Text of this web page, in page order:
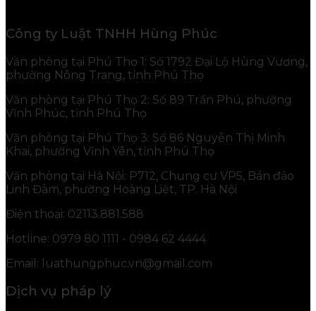
Công ty Luật TNHH Hùng Phúc
Văn phòng tại Phú Thọ 1: Số 1792 Đại Lộ Hùng Vương,
phường Nông Trang, tỉnh Phú Thọ
Văn phòng tại Phú Thọ 2: Số 89 Trần Phú, phường
Vĩnh Phúc, tỉnh Phú Thọ
Văn phòng tại Phú Thọ 3: Số 86 Nguyễn Thị Minh
Khai, phường Vĩnh Yên, tỉnh Phú Thọ
Văn phòng tại Hà Nội: P712, Chung cư VP5, Bán đảo
Linh Đàm, phường Hoàng Liệt, TP. Hà Nội
Điện thoại: 02113.881.588
Hotline: 0979 80 1111 - 0984 62 4444
Email: luathungphuc.vn@gmail.com
Dịch vụ pháp lý